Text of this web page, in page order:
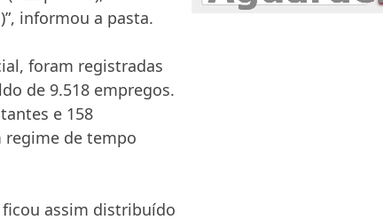
informou a pasta.
foram registradas
de 9.518 empregos.
e 158
regime de tempo
assim distribuído